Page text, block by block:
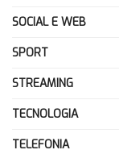
SOCIAL E WEB
SPORT
STREAMING
TECNOLOGIA
TELEFONIA